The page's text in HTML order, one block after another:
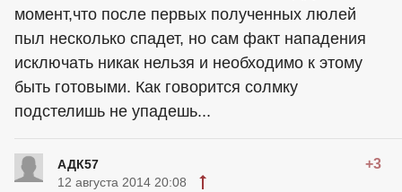
момент,что после первых полученных люлей
пыл несколько спадет, но сам факт нападения
исключать никак нельзя и необходимо к этому
быть готовыми. Как говорится солмку
подстелишь не упадешь...
АДК57 +3
12 августа 2014 20:08